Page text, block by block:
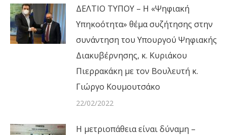
ΔΕΛΤΙΟ ΤΥΠΟΥ – Η «Ψηφιακή
Υπηκοότητα» θέμα συζήτησης στην
συνάντηση του Υπουργού Ψηφιακής
Διακυβέρνησης, κ. Κυριάκου
Πιερρακάκη με τον Βουλευτή κ.
Γιώργο Κουμουτσάκο
22/02/2022
Η μετριοπάθεια είναι δύναμη –